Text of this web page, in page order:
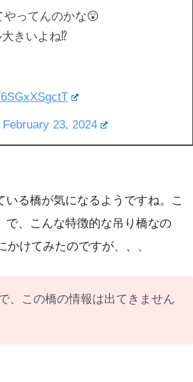
やってんのかな😲
きいよね⁉️
February 23, 2024
る橋が気になるようですね。こ
で、こんな特徴的な吊り橋なの
けてみたのですが、、、
、この橋の情報は出てきません